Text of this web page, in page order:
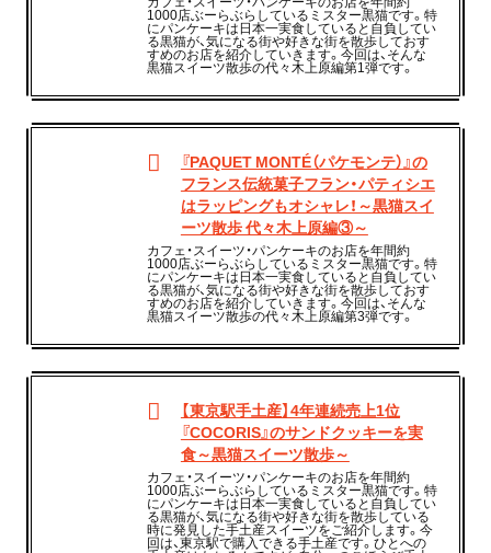
1000店ぶーらぶらしているミスター黒猫です。特
にパンケーキは日本一実食していると自負してい
る黒猫が、気になる街や好きな街を散歩しておす
すめのお店を紹介していきます。今回は、そんな
黒猫スイーツ散歩の代々木上原編第1弾です。
『PAQUET MONTÉ（パケモンテ）』の
フランス伝統菓⼦フラン・パティシエ
はラッピングもオシャレ！～黒猫スイ
ーツ散歩 代々木上原編③～
カフェ・スイーツ・パンケーキのお店を年間約
1000店ぶーらぶらしているミスター黒猫です。特
にパンケーキは日本一実食していると自負してい
る黒猫が、気になる街や好きな街を散歩しておす
すめのお店を紹介していきます。今回は、そんな
黒猫スイーツ散歩の代々木上原編第3弾です。
【東京駅手土産】4年連続売上1位
『COCORIS』のサンドクッキーを実
食～黒猫スイーツ散歩～
カフェ・スイーツ・パンケーキのお店を年間約
1000店ぶーらぶらしているミスター黒猫です。特
にパンケーキは日本一実食していると自負してい
る黒猫が、気になる街や好きな街を散歩している
時に発見した手土産スイーツをご紹介します。今
回は、東京駅で購入できる手土産です。ひとへの